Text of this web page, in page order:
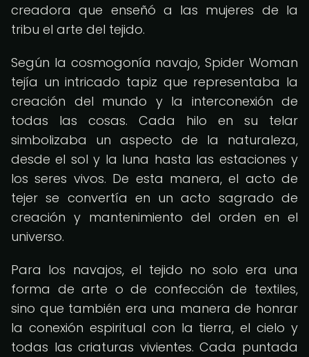
creadora que enseñó a las mujeres de la
tribu el arte del tejido.
Según la cosmogonía navajo, Spider Woman
tejía un intricado tapiz que representaba la
creación del mundo y la interconexión de
todas las cosas. Cada hilo en su telar
simbolizaba un aspecto de la naturaleza,
desde el sol y la luna hasta las estaciones y
los seres vivos. De esta manera, el acto de
tejer se convertía en un acto sagrado de
creación y mantenimiento del orden en el
universo.
Para los navajos, el tejido no solo era una
forma de arte o de confección de textiles,
sino que también era una manera de honrar
la conexión espiritual con la tierra, el cielo y
todas las criaturas vivientes. Cada puntada